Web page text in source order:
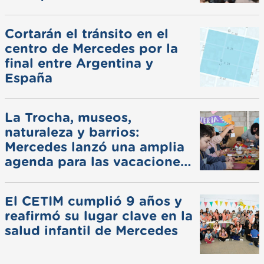
Cortarán el tránsito en el
centro de Mercedes por la
final entre Argentina y
España
La Trocha, museos,
naturaleza y barrios:
Mercedes lanzó una amplia
agenda para las vacaciones
El CETIM cumplió 9 años y
reafirmó su lugar clave en la
salud infantil de Mercedes